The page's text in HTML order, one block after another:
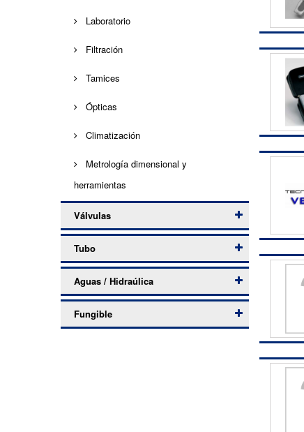
Laboratorio
Filtración
Tamices
Ópticas
Climatización
Metrología dimensional y
herramientas
Válvulas
Tubo
Aguas / Hidraúlica
Fungible